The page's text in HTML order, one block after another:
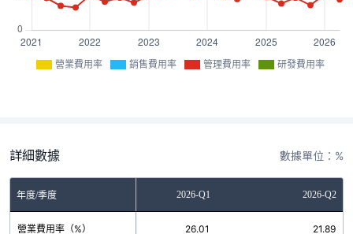
營業費用率 銷售費用率 管理費用率 研發費用率
詳細數據 數據單位：%
年度/季度2025-Q4 2026-Q1 2026-Q2
營業費用率（%）
19.66 26.01 21.89